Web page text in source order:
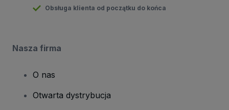
Obsługa klienta od początku do końca
Nasza firma
O nas
Otwarta dystrybucja